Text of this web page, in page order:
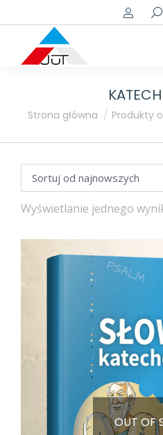
Jesteś tutaj:
Strona główna Produkty
Wyświetlanie jednego
OUT OF